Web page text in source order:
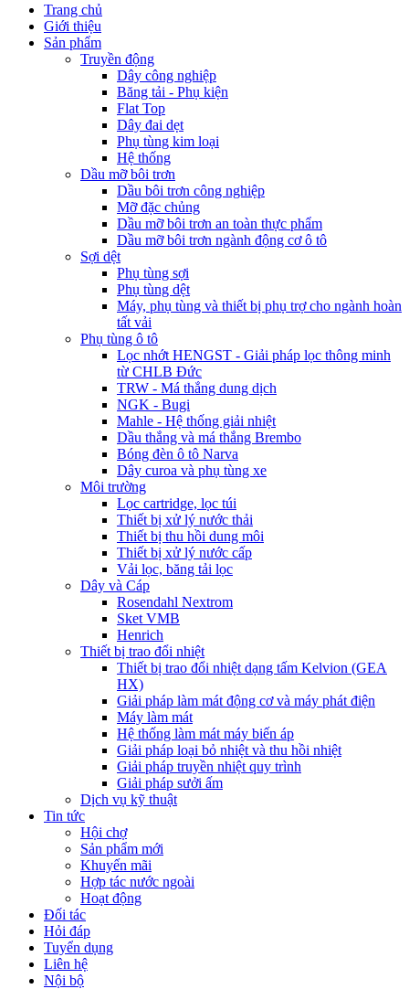
Trang chủ
Giới thiệu
Sản phẩm
Truyền động
Dây công nghiệp
Băng tải - Phụ kiện
Flat Top
Dây đai dẹt
Phụ tùng kim loại
Hệ thống
Dầu mỡ bôi trơn
Dầu bôi trơn công nghiệp
Mỡ đặc chủng
Dầu mỡ bôi trơn an toàn thực phẩm
Dầu mỡ bôi trơn ngành động cơ ô tô
Sợi dệt
Phụ tùng sợi
Phụ tùng dệt
Máy, phụ tùng và thiết bị phụ trợ cho ngành hoàn
tất vải
Phụ tùng ô tô
Lọc nhớt HENGST - Giải pháp lọc thông minh
từ CHLB Đức
TRW - Má thắng dung dịch
NGK - Bugi
Mahle - Hệ thống giải nhiệt
Dầu thắng và má thắng Brembo
Bóng đèn ô tô Narva
Dây curoa và phụ tùng xe
Môi trường
Lọc cartridge, lọc túi
Thiết bị xử lý nước thải
Thiết bị thu hồi dung môi
Thiết bị xử lý nước cấp
Vải lọc, băng tải lọc
Dây và Cáp
Rosendahl Nextrom
Sket VMB
Henrich
Thiết bị trao đổi nhiệt
Thiết bị trao đổi nhiệt dạng tấm Kelvion (GEA
HX)
Giải pháp làm mát động cơ và máy phát điện
Máy làm mát
Hệ thống làm mát máy biến áp
Giải pháp loại bỏ nhiệt và thu hồi nhiệt
Giải pháp truyền nhiệt quy trình
Giải pháp sưởi ấm
Dịch vụ kỹ thuật
Tin tức
Hội chợ
Sản phẩm mới
Khuyến mãi
Hợp tác nước ngoài
Hoạt động
Đối tác
Hỏi đáp
Tuyển dụng
Liên hệ
Nội bộ